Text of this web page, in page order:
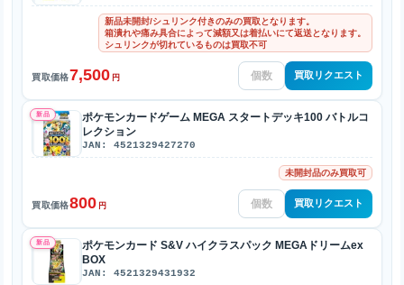
新品未開封/シュリンク付きのみの買取となります。
箱潰れや痛み具合によって減額又は着払いにて返送となります。
シュリンクが切れているものは買取不可
買取価格7,500 円 買取リクエスト
新品
ポケモンカードゲーム MEGA スタートデッキ100 バトルコ
レクション
JAN: 4521329427270
未開封品のみ買取可
買取価格800 円 買取リクエスト
新品
ポケモンカード S&V ハイクラスパック MEGAドリームex
BOX
JAN: 4521329431932